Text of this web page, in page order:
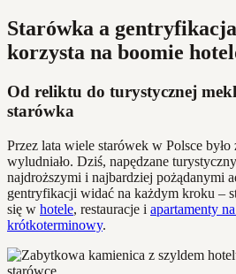
Starówka a
korzysta na boomie
Od reliktu do turystycznej
starówka
Przez lata wiele starówek w Polsce
wyludniało. Dziś, napędzane
najdroższymi i najbardziej pożądanymi
gentryfikacji widać na każdym kroku –
się w hotele, restauracje i apartamenty
krótkoterminowy.